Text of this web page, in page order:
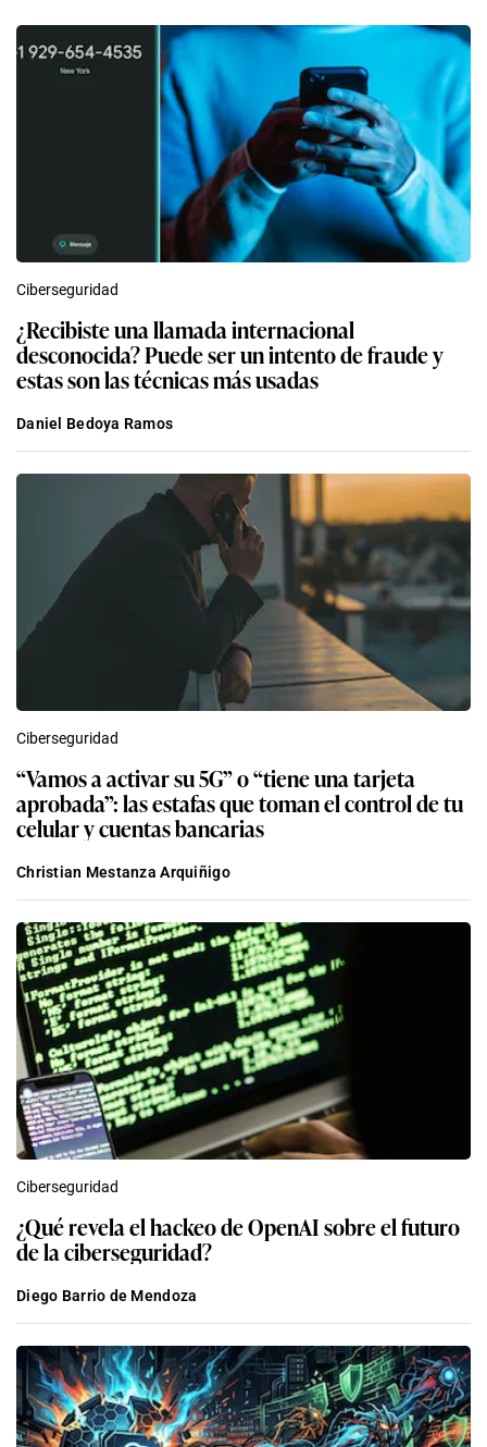
Ciberseguridad
¿Recibiste una llamada internacional
desconocida? Puede ser un intento de fraude y
estas son las técnicas más usadas
Daniel Bedoya Ramos
Ciberseguridad
“Vamos a activar su 5G” o “tiene una tarjeta
aprobada”: las estafas que toman el control de tu
celular y cuentas bancarias
Christian Mestanza Arquiñigo
Ciberseguridad
¿Qué revela el hackeo de OpenAI sobre el futuro
de la ciberseguridad?
Diego Barrio de Mendoza